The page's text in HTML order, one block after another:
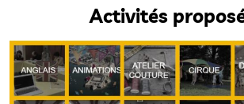
Activités